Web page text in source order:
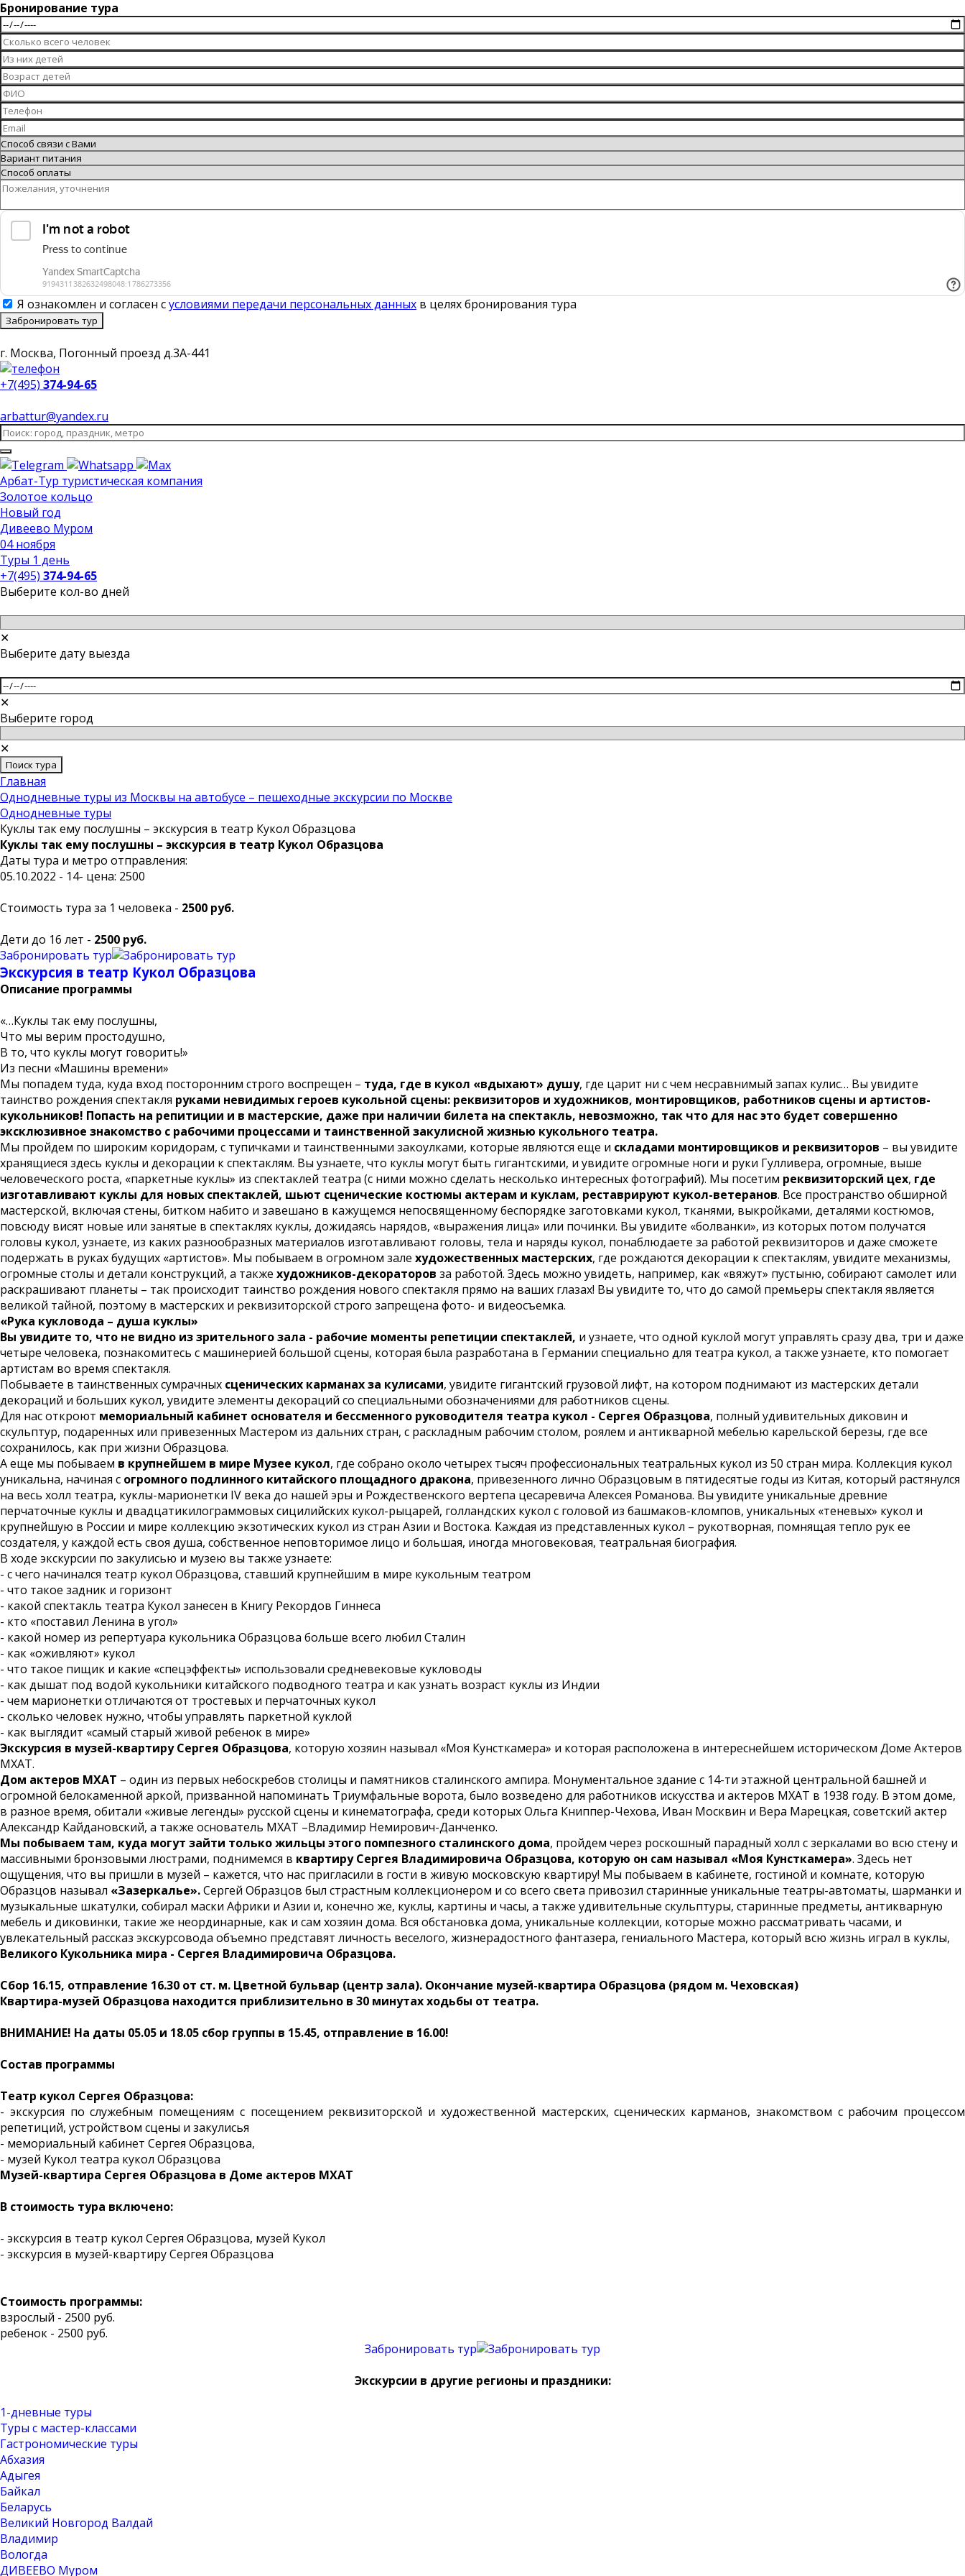
Бронирование тура
Я ознакомлен и согласен сусловиями передачи персональных данных в целях бронирования тура
Забронировать тур
г. Москва, Погонный проезд д.3А-441
+7(495) 374-94-65
arbattur@yandex.ru
Арбат-Тур туристическая компания
Золотое кольцо
Новый год
Дивеево Муром
04 ноября
Туры 1 день
+7(495) 374-94-65
Выберите кол-во дней
✕
Выберите дату выезда
✕
Выберите город
✕
Поиск тура
Главная
Однодневные туры из Москвы на автобусе – пешеходные экскурсии по Москве
Однодневные туры
Куклы так ему послушны – экскурсия в театр Кукол Образцова
Куклы так ему послушны – экскурсия в театр Кукол Образцова
Даты тура и метро отправления:
05.10.2022 - 14- цена: 2500
Стоимость тура за 1 человека - 2500 руб.
Дети до 16 лет - 2500 руб.
Забронировать тур
Экскурсия в театр Кукол Образцова
Описание программы
«…Куклы так ему послушны,
Что мы верим простодушно,
В то, что куклы могут говорить!»
Из песни «Машины времени»
Мы попадем туда, куда вход посторонним строго воспрещен – туда, где в кукол «вдыхают» душу, где царит ни с чем несравнимый запах кулис… Вы увидите
таинство рождения спектакля руками невидимых героев кукольной сцены: реквизиторов и художников, монтировщиков, работников сцены и артистов-
кукольников! Попасть на репитиции и в мастерские, даже при наличии билета на спектакль, невозможно, так что для нас это будет совершенно
эксклюзивное знакомство с рабочими процессами и таинственной закулисной жизнью кукольного театра.
Мы пройдем по широким коридорам, с тупичками и таинственными закоулками, которые являются еще и складами монтировщиков и реквизиторов – вы увидите
хранящиеся здесь куклы и декорации к спектаклям. Вы узнаете, что куклы могут быть гигантскими, и увидите огромные ноги и руки Гулливера, огромные, выше
человеческого роста, «паркетные куклы» из спектаклей театра (с ними можно сделать несколько интересных фотографий). Мы посетим реквизиторский цех, где
изготавливают куклы для новых спектаклей, шьют сценические костюмы актерам и куклам, реставрируют кукол-ветеранов. Все пространство обширной
мастерской, включая стены, битком набито и завешано в кажущемся непосвященному беспорядке заготовками кукол, тканями, выкройками, деталями костюмов,
повсюду висят новые или занятые в спектаклях куклы, дожидаясь нарядов, «выражения лица» или починки. Вы увидите «болванки», из которых потом получатся
головы кукол, узнаете, из каких разнообразных материалов изготавливают головы, тела и наряды кукол, понаблюдаете за работой реквизиторов и даже сможете
подержать в руках будущих «артистов». Мы побываем в огромном зале художественных мастерских, где рождаются декорации к спектаклям, увидите механизмы,
огромные столы и детали конструкций, а также художников-декораторов за работой. Здесь можно увидеть, например, как «вяжут» пустыню, собирают самолет или
раскрашивают планеты – так происходит таинство рождения нового спектакля прямо на ваших глазах! Вы увидите то, что до самой премьеры спектакля является
великой тайной, поэтому в мастерских и реквизиторской строго запрещена фото- и видеосъемка.
«Рука кукловода – душа куклы»
Вы увидите то, что не видно из зрительного зала - рабочие моменты репетиции спектаклей, и узнаете, что одной куклой могут управлять сразу два, три и даже
четыре человека, познакомитесь с машинерией большой сцены, которая была разработана в Германии специально для театра кукол, а также узнаете, кто помогает
артистам во время спектакля.
Побываете в таинственных сумрачных сценических карманах за кулисами, увидите гигантский грузовой лифт, на котором поднимают из мастерских детали
декораций и больших кукол, увидите элементы декораций со специальными обозначениями для работников сцены.
Для нас откроют мемориальный кабинет основателя и бессменного руководителя театра кукол - Сергея Образцова, полный удивительных диковин и
скульптур, подаренных или привезенных Мастером из дальних стран, с раскладным рабочим столом, роялем и антикварной мебелью карельской березы, где все
сохранилось, как при жизни Образцова.
А еще мы побываем в крупнейшем в мире Музее кукол, где собрано около четырех тысяч профессиональных театральных кукол из 50 стран мира. Коллекция кукол
уникальна, начиная с огромного подлинного китайского площадного дракона, привезенного лично Образцовым в пятидесятые годы из Китая, который растянулся
на весь холл театра, куклы-марионетки IV века до нашей эры и Рождественского вертепа цесаревича Алексея Романова. Вы увидите уникальные древние
перчаточные куклы и двадцатикилограммовых сицилийских кукол-рыцарей, голландских кукол с головой из башмаков-кломпов, уникальных «теневых» кукол и
крупнейшую в России и мире коллекцию экзотических кукол из стран Азии и Востока. Каждая из представленных кукол – рукотворная, помнящая тепло рук ее
создателя, у каждой есть своя душа, собственное неповторимое лицо и большая, иногда многовековая, театральная биография.
В ходе экскурсии по закулисью и музею вы также узнаете:
- с чего начинался театр кукол Образцова, ставший крупнейшим в мире кукольным театром
- что такое задник и горизонт
- какой спектакль театра Кукол занесен в Книгу Рекордов Гиннеса
- кто «поставил Ленина в угол»
- какой номер из репертуара кукольника Образцова больше всего любил Сталин
- как «оживляют» кукол
- что такое пищик и какие «спецэффекты» использовали средневековые кукловоды
- как дышат под водой кукольники китайского подводного театра и как узнать возраст куклы из Индии
- чем марионетки отличаются от тростевых и перчаточных кукол
- сколько человек нужно, чтобы управлять паркетной куклой
- как выглядит «самый старый живой ребенок в мире»
Экскурсия в музей-квартиру Сергея Образцова, которую хозяин называл «Моя Кунсткамера» и которая расположена в интереснейшем историческом Доме Актеров
МХАТ.
Дом актеров МХАТ – один из первых небоскребов столицы и памятников сталинского ампира. Монументальное здание с 14-ти этажной центральной башней и
огромной белокаменной аркой, призванной напоминать Триумфальные ворота, было возведено для работников искусства и актеров МХАТ в 1938 году. В этом доме,
в разное время, обитали «живые легенды» русской сцены и кинематографа, среди которых Ольга Книппер-Чехова, Иван Москвин и Вера Марецкая, советский актер
Александр Кайдановский, а также основатель МХАТ –Владимир Немирович-Данченко.
Мы побываем там, куда могут зайти только жильцы этого помпезного сталинского дома, пройдем через роскошный парадный холл с зеркалами во всю стену и
массивными бронзовыми люстрами, поднимемся в квартиру Сергея Владимировича Образцова, которую он сам называл «Моя Кунсткамера». Здесь нет
ощущения, что вы пришли в музей – кажется, что нас пригласили в гости в живую московскую квартиру! Мы побываем в кабинете, гостиной и комнате, которую
Образцов называл «Зазеркалье».Сергей Образцов был страстным коллекционером и со всего света привозил старинные уникальные театры-автоматы, шарманки и
музыкальные шкатулки, собирал маски Африки и Азии и, конечно же, куклы, картины и часы, а также удивительные скульптуры, старинные предметы, антикварную
мебель и диковинки, такие же неординарные, как и сам хозяин дома. Вся обстановка дома, уникальные коллекции, которые можно рассматривать часами, и
увлекательный рассказ экскурсовода объемно представят личность веселого, жизнерадостного фантазера, гениального Мастера, который всю жизнь играл в куклы,
Великого Кукольника мира - Сергея Владимировича Образцова.
Сбор 16.15, отправление 16.30 от ст. м. Цветной бульвар (центр зала). Окончание музей-квартира Образцова (рядом м. Чеховская)
Квартира-музей Образцова находится приблизительно в 30 минутах ходьбы от театра.
ВНИМАНИЕ! На даты 05.05 и 18.05 сбор группы в 15.45, отправление в 16.00!
Состав программы
Театр кукол Сергея Образцова:
- экскурсия по служебным помещениям с посещением реквизиторской и художественной мастерских, сценических карманов, знакомством с рабочим процессом
репетиций, устройством сцены и закулисья
- мемориальный кабинет Сергея Образцова,
- музей Кукол театра кукол Образцова
Музей-квартира Сергея Образцова в Доме актеров МХАТ
В стоимость тура включено:
- экскурсия в театр кукол Сергея Образцова, музей Кукол
- экскурсия в музей-квартиру Сергея Образцова
Стоимость программы:
взрослый - 2500 руб.
ребенок - 2500 руб.
Забронировать тур
Экскурсии в другие регионы и праздники:
1-дневные туры
Туры с мастер-классами
Гастрономические туры
Абхазия
Адыгея
Байкал
Беларусь
Великий Новгород Валдай
Владимир
Вологда
ДИВЕЕВО Муром